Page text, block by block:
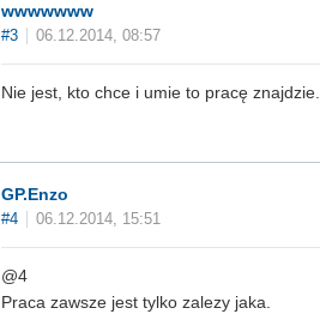
wwwwwww
#3 06.12.2014, 08:57
Nie jest, kto chce i umie to pracę znajdzie.
GP.Enzo
#4 06.12.2014, 15:51
@4
Praca zawsze jest tylko zalezy jaka.